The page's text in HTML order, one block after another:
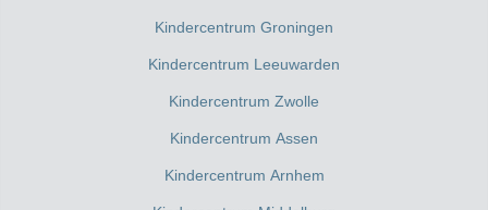
Kindercentrum Groningen
Kindercentrum Leeuwarden
Kindercentrum Zwolle
Kindercentrum Assen
Kindercentrum Arnhem